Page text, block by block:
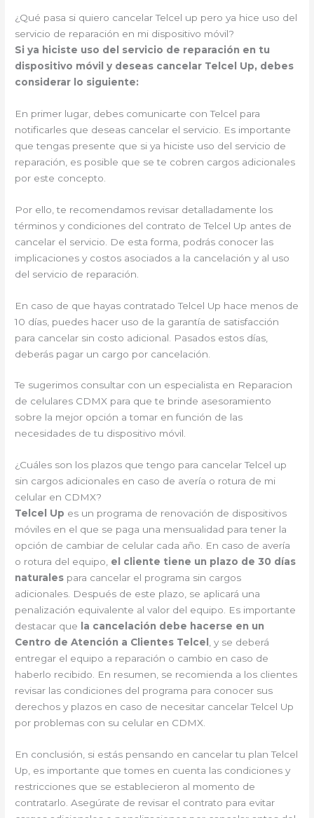
¿Qué pasa si quiero cancelar Telcel up pero ya hice uso del
servicio de reparación en mi dispositivo móvil?
Si ya hiciste uso del servicio de reparación en tu
dispositivo móvil y deseas cancelar Telcel Up, debes
considerar lo siguiente:
En primer lugar, debes comunicarte con Telcel para
notificarles que deseas cancelar el servicio. Es importante
que tengas presente que si ya hiciste uso del servicio de
reparación, es posible que se te cobren cargos adicionales
por este concepto.
Por ello, te recomendamos revisar detalladamente los
términos y condiciones del contrato de Telcel Up antes de
cancelar el servicio. De esta forma, podrás conocer las
implicaciones y costos asociados a la cancelación y al uso
del servicio de reparación.
En caso de que hayas contratado Telcel Up hace menos de
10 días, puedes hacer uso de la garantía de satisfacción
para cancelar sin costo adicional. Pasados estos días,
deberás pagar un cargo por cancelación.
Te sugerimos consultar con un especialista en Reparacion
de celulares CDMX para que te brinde asesoramiento
sobre la mejor opción a tomar en función de las
necesidades de tu dispositivo móvil.
¿Cuáles son los plazos que tengo para cancelar Telcel up
sin cargos adicionales en caso de avería o rotura de mi
celular en CDMX?
Telcel Up es un programa de renovación de dispositivos
móviles en el que se paga una mensualidad para tener la
opción de cambiar de celular cada año. En caso de avería
o rotura del equipo, el cliente tiene un plazo de 30 días
naturales para cancelar el programa sin cargos
adicionales. Después de este plazo, se aplicará una
penalización equivalente al valor del equipo. Es importante
destacar que
la cancelación debe hacerse en un
Centro de Atención a Clientes Telcel , y se deberá
entregar el equipo a reparación o cambio en caso de
haberlo recibido. En resumen, se recomienda a los clientes
revisar las condiciones del programa para conocer sus
derechos y plazos en caso de necesitar cancelar Telcel Up
por problemas con su celular en CDMX.
En conclusión, si estás pensando en cancelar tu plan Telcel
Up, es importante que tomes en cuenta las condiciones y
restricciones que se establecieron al momento de
contratarlo. Asegúrate de revisar el contrato para evitar